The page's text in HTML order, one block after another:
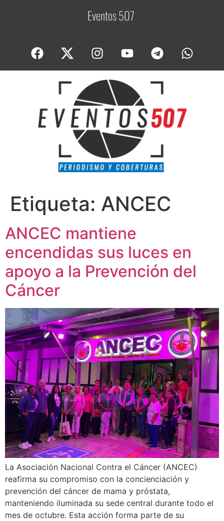
Eventos 507Co
Etiqueta: ANCEC
ANCEC mantiene
encendidas sus luces en
apoyo a la Prevención del
Cáncer
La Asociación Nacional Contra el Cáncer (ANCEC)
reafirma su compromiso con la concienciación y
prevención del cáncer de mama y próstata,
manteniendo iluminada su sede central durante todo el
mes de octubre. Esta acción forma parte de su